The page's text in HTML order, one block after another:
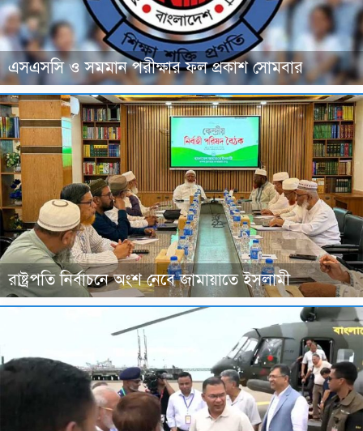
এসএসসি ও সমমান পরীক্ষার ফল প্রকাশ সোমবার
রাষ্ট্রপতি নির্বাচনে অংশ নেবে জামায়াতে ইসলামী